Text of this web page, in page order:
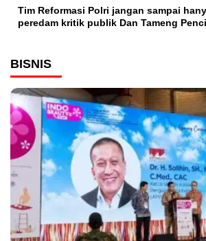
Tim Reformasi Polri jangan sampai
peredam kritik publik Dan Tameng
BISNIS